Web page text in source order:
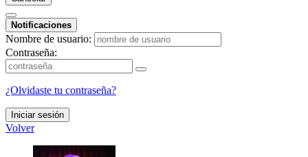
Notificaciones
Nombre de usuario:
Contraseña:
¿Olvidaste tu contraseña?
Iniciar sesión
Volver